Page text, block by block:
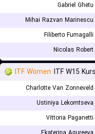
Gabriel Ghetu
Mihai Razvan Marinescu
Filiberto Fumagalli
Nicolas Robert
ITF Women ITF W15
Charlotte Van Zonneveld
Ustiniya Lekomtseva
Vittoria Paganetti